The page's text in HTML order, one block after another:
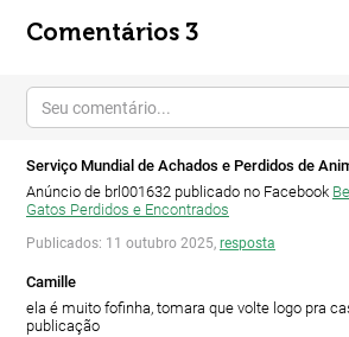
Comentários 3
Serviço Mundial de Achados e Perdidos de
Anúncio de brl001632 publicado no Facebook
Gatos Perdidos e Encontrados
Publicados: 11 outubro 2025, resposta
Camille
ela é muito fofinha, tomara que volte logo pra
publicação